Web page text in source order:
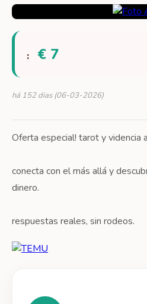
: € 7
há 152 dias (06-03-2026)
Oferta especial! tarot y videncia
conecta con el más allá y
dinero.
respuestas reales, sin rodeos.